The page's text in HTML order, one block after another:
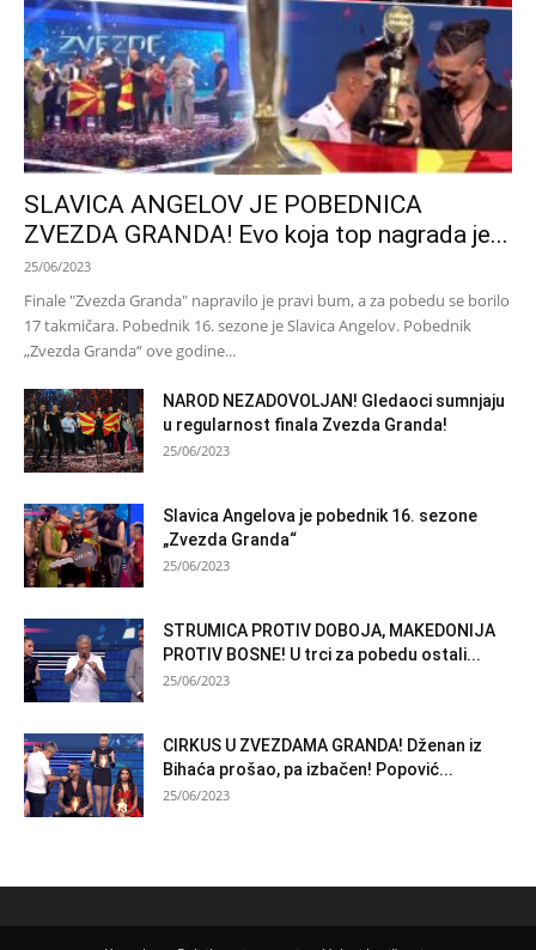
SLAVICA ANGELOV JE POBEDNICA
ZVEZDA GRANDA! Evo koja top nagrada je...
25/06/2023
Finale "Zvezda Granda" napravilo je pravi bum, a za pobedu se borilo
17 takmičara. Pobednik 16. sezone je Slavica Angelov. Pobednik
„Zvezda Granda“ ove godine...
NAROD NEZADOVOLJAN! Gledaoci sumnjaju
u regularnost finala Zvezda Granda!
25/06/2023
Slavica Angelova je pobednik 16. sezone
„Zvezda Granda“
25/06/2023
STRUMICA PROTIV DOBOJA, MAKEDONIJA
PROTIV BOSNE! U trci za pobedu ostali...
25/06/2023
CIRKUS U ZVEZDAMA GRANDA! Dženan iz
Bihaća prošao, pa izbačen! Popović...
25/06/2023